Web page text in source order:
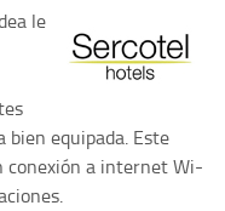
le
bien equipada. Este
conexión a internet Wi-